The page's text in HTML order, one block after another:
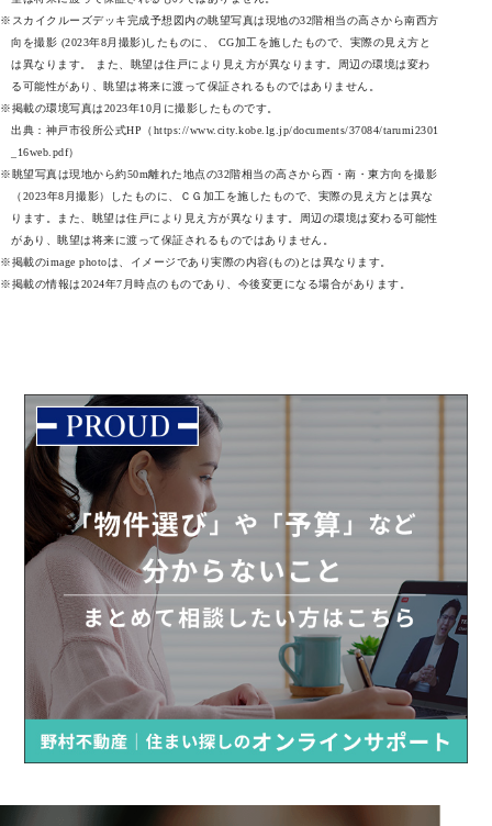
※スカイクルーズデッキ完成予想図内の眺望写真は現地の32階相当の高さから南西方
向を撮影 (2023年8月撮影)したものに、 CG加工を施したもので、実際の見え方と
は異なります。 また、眺望は住戸により見え方が異なります。周辺の環境は変わ
る可能性があり、眺望は将来に渡って保証されるものではありません。
※掲載の環境写真は2023年10月に撮影したものです。
出典：神戸市役所公式HP（https://www.city.kobe.lg.jp/documents/37084/tarumi2301
_16web.pdf）
※眺望写真は現地から約50m離れた地点の32階相当の高さから西・南・東方向を撮影
（2023年8月撮影）したものに、ＣＧ加工を施したもので、実際の見え方とは異な
ります。また、眺望は住戸により見え方が異なります。周辺の環境は変わる可能性
があり、眺望は将来に渡って保証されるものではありません。
※掲載のimage photoは、イメージであり実際の内容(もの)とは異なります。
※掲載の情報は2024年7月時点のものであり、今後変更になる場合があります。